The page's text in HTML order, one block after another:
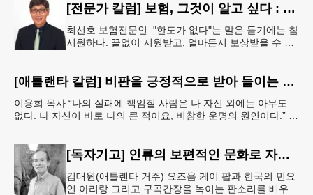
[전문가 칼럼] 보험, 그것이 알고 싶다 : 주택보험, 보상 한도액은 얼마나 가입해야 할까?
최선호 보험전문인 "한도가 없다"는 말은 듣기에는 참
시원하다. 끝없이 지원받고, 얼마든지 보상받을 수 있
[애틀랜타 칼럼] 비판을 긍정적으로 받아 들이는 마음
이용희 목사 “나의 실패에 책임질 사람은 나 자신 외에는 아무도
없다. 나 자신이 바로 나의 큰 적이요, 비참한 운명의 원인이다.” 이
[독자기고] 인류의 보편적인 문화로 자리매김 한 K-컬쳐
김대원(애틀랜타 거주) 요즈음 케이 팝과 한국의 민요
인 아리랑 그리고 구곡간장을 녹이는 판소리를 배우고